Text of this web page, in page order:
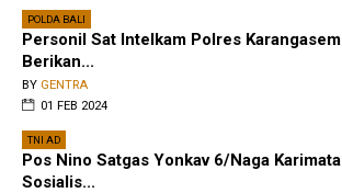
POLDA BALI
Personil Sat Intelkam Polres Karangasem
Berikan...
BY GENTRA
01 FEB 2024
TNI AD
Pos Nino Satgas Yonkav 6/Naga Karimata
Sosialis...